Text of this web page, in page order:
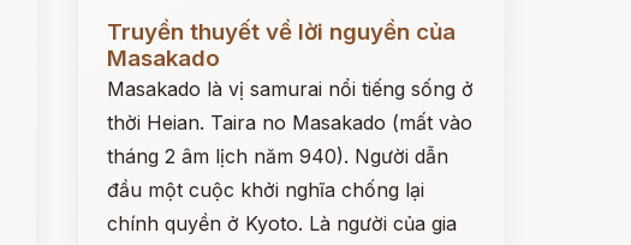
Đọc ngay
Truyền thuyết về lời nguyền của
Masakado
Masakado là vị samurai nổi tiếng sống ở
thời Heian. Taira no Masakado (mất vào
tháng 2 âm lịch năm 940). Người dẫn
đầu một cuộc khởi nghĩa chống lại
chính quyền ở Kyoto. Là người của gia